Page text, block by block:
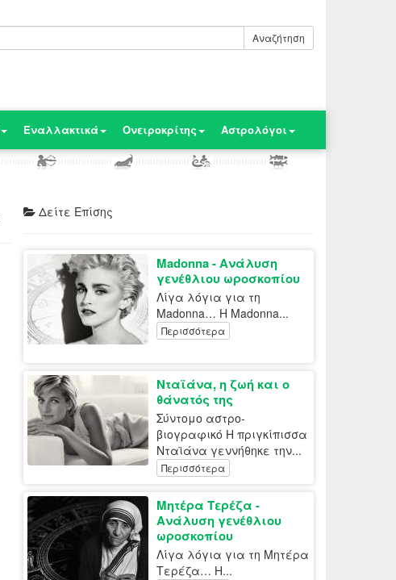
Αναζήτηση
Εναλλακτικά Ονειροκρίτης Αστρολόγοι
Δείτε Επίσης
Madonna - Ανάλυση
γενέθλιου ωροσκοπίου
Λίγα λόγια για τη
Madonna… Η Madonna...
Περισσότερα
Νταϊάνα, η ζωή και ο
θάνατός της
Σύντομο αστρο-
βιογραφικό Η πριγκίπισσα
Νταϊάνα γεννήθηκε την...
Περισσότερα
Μητέρα Τερέζα -
Ανάλυση γενέθλιου
ωροσκοπίου
Λίγα λόγια για τη Mητέρα
Τερέζα… Η...